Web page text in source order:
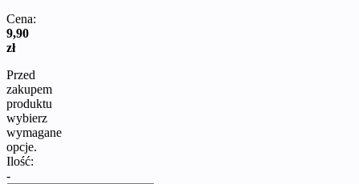
Cena:
9,90
zł
Przed
zakupem
produktu
wybierz
wymagane
opcje.
Ilość:
-